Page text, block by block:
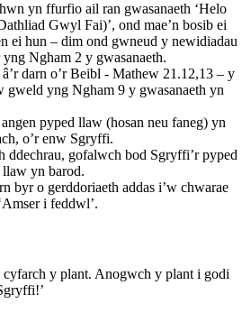
yn ffurfio ail ran gwasanaeth ‘Helo
Gwyl Fai)’, ond mae’n bosib ei
ei hun – dim ond gwneud y newidiadau
Ngham 2 y gwasanaeth.
darn o’r Beibl - Mathew 21.12,13 – y
gweld yng Ngham 9 y gwasanaeth yn
pyped llaw (hosan neu faneg) yn
o’r enw Sgryffi.
ddechrau, gofalwch bod Sgryffi’r pyped
yn barod.
byr o gerddoriaeth addas i’w chwarae
i feddwl’.
y plant. Anogwch y plant i godi